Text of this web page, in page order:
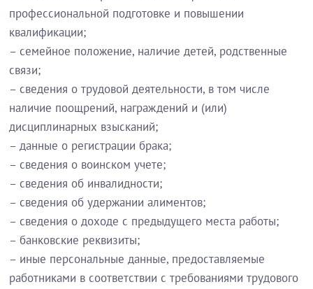
профессиональной подготовке и повышении
квалификации;
– семейное положение, наличие детей, родственные
связи;
– сведения о трудовой деятельности, в том числе
наличие поощрений, награждений и (или)
дисциплинарных взысканий;
– данные о регистрации брака;
– сведения о воинском учете;
– сведения об инвалидности;
– сведения об удержании алиментов;
– сведения о доходе с предыдущего места работы;
– банковские реквизиты;
– иные персональные данные, предоставляемые
работниками в соответствии с требованиями трудового